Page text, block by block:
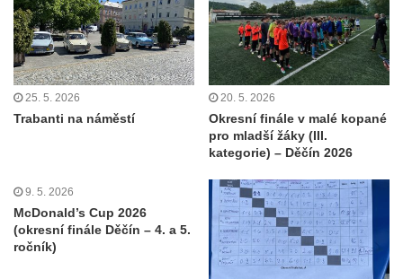
25. 5. 2026
Trabanti na náměstí
20. 5. 2026
Okresní finále v malé kopané
pro mladší žáky (III.
kategorie) – Děčín 2026
9. 5. 2026
McDonald’s Cup 2026
(okresní finále Děčín – 4. a 5.
ročník)